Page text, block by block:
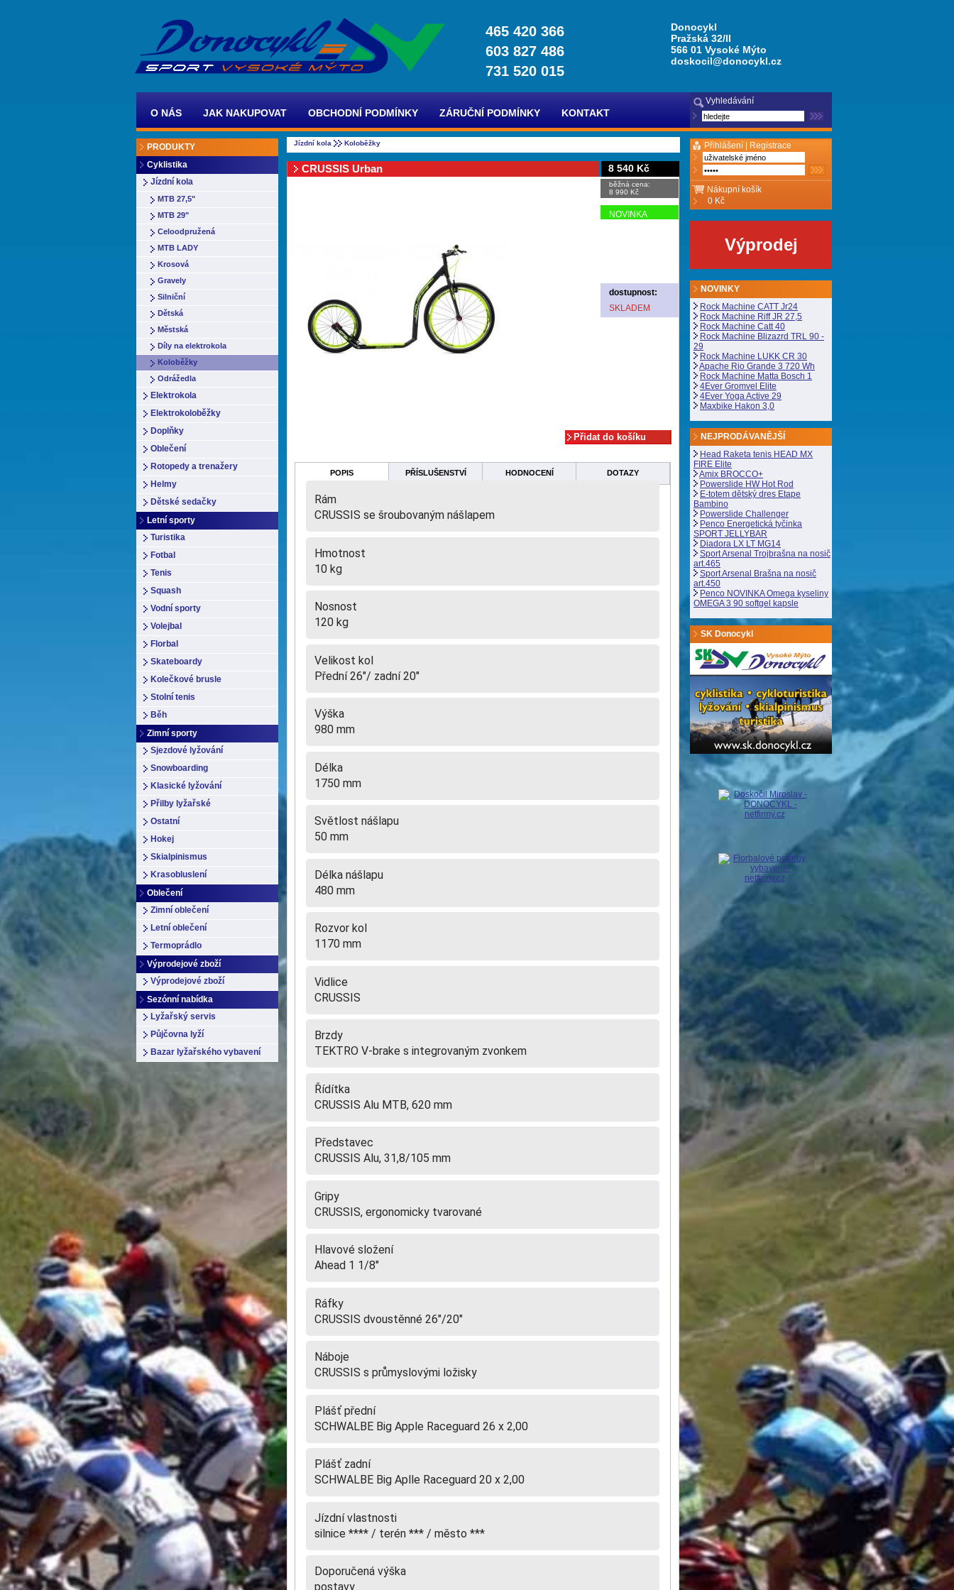
465 420 366
603 827 486
731 520 015
Donocykl
Pražská 32/II
566 01 Vysoké Mýto
doskocil@donocykl.cz
O NÁS JAK NAKUPOVAT OBCHODNÍ PODMÍNKY ZÁRUČNÍ PODMÍNKY KONTAKT
Vyhledávání
PRODUKTY
Cyklistika
Jízdní kola
MTB 27,5"
MTB 29"
Celoodpružená
MTB LADY
Krosová
Gravely
Silniční
Dětská
Městská
Díly na elektrokola
Koloběžky
Odrážedla
Elektrokola
Elektrokoloběžky
Doplňky
Oblečení
Rotopedy a trenažery
Helmy
Dětské sedačky
Letní sporty
Turistika
Fotbal
Tenis
Squash
Vodní sporty
Volejbal
Florbal
Skateboardy
Kolečkové brusle
Stolní tenis
Běh
Zimní sporty
Sjezdové lyžování
Snowboarding
Klasické lyžování
Přilby lyžařské
Ostatní
Hokej
Skialpinismus
Krasobluslení
Oblečení
Zimní oblečení
Letní oblečení
Termoprádlo
Výprodejové zboží
Výprodejové zboží
Sezónní nabídka
Lyžařský servis
Půjčovna lyží
Bazar lyžařského vybavení
Jízdní kola Koloběžky
CRUSSIS Urban 8 540 Kč
běžná cena:
8 990 Kč
NOVINKA
dostupnost:
SKLADEM
POPIS PŘÍSLUŠENSTVÍ HODNOCENÍ DOTAZY
Rám
CRUSSIS se šroubovaným nášlapem
Hmotnost
10 kg
Nosnost
120 kg
Velikost kol
Přední 26"/ zadní 20"
Výška
980 mm
Délka
1750 mm
Světlost nášlapu
50 mm
Délka nášlapu
480 mm
Rozvor kol
1170 mm
Vidlice
CRUSSIS
Brzdy
TEKTRO V-brake s integrovaným zvonkem
Řídítka
CRUSSIS Alu MTB, 620 mm
Představec
CRUSSIS Alu, 31,8/105 mm
Gripy
CRUSSIS, ergonomicky tvarované
Hlavové složení
Ahead 1 1/8"
Ráfky
CRUSSIS dvoustěnné 26"/20"
Náboje
CRUSSIS s průmyslovými ložisky
Plášť přední
SCHWALBE Big Apple Raceguard 26 x 2,00
Plášť zadní
SCHWALBE Big Aplle Raceguard 20 x 2,00
Jízdní vlastnosti
silnice **** / terén *** / město ***
Doporučená výška
postavy
Přihlášení | Registrace
Nákupní košík
0 Kč
Výprodej
NOVINKY
Rock Machine CATT Jr24
Rock Machine Riff JR 27,5
Rock Machine Catt 40
Rock Machine Blizazrd TRL 90 -
29
Rock Machine LUKK CR 30
Apache Rio Grande 3 720 Wh
Rock Machine Matta Bosch 1
4Ever Gromvel Elite
4Ever Yoga Active 29
Maxbike Hakon 3,0
NEJPRODÁVANĚJŠÍ
Head Raketa tenis HEAD MX
FIRE Elite
Amix BROCCO+
Powerslide HW Hot Rod
E-totem dětský dres Etape
Bambino
Powerslide Challenger
Penco Energetická tyčinka
SPORT JELLYBAR
Diadora LX LT MG14
Sport Arsenal Trojbrašna na nosič
art.465
Sport Arsenal Brašna na nosič
art.450
Penco NOVINKA Omega kyseliny
OMEGA 3 90 softgel kapsle
SK Donocykl